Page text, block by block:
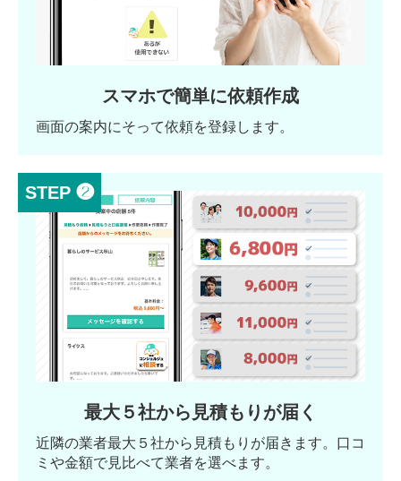
スマホで簡単に依頼作成
画面の案内にそって依頼を登録します。
STEP ❷
最大５社から見積もりが届く
近隣の業者最大５社から見積もりが届きます。口コ
ミや金額で見比べて業者を選べます。